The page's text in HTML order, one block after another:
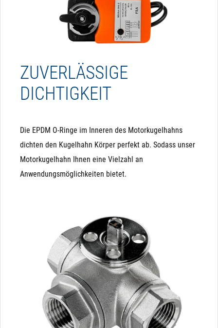
ZUVERLÄSSIGE
DICHTIGKEIT
Die EPDM O-Ringe im Inneren des Motorkugelhahns
dichten den Kugelhahn Körper perfekt ab. Sodass unser
Motorkugelhahn Ihnen eine Vielzahl an
Anwendungsmöglichkeiten bietet.